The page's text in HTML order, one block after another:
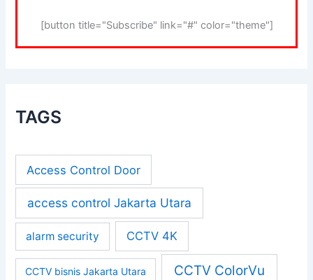
[button title="Subscribe" link="#" color="theme"]
TAGS
Access Control Door
access control Jakarta Utara
alarm security CCTV 4K
CCTV bisnis Jakarta Utara CCTV ColorVu